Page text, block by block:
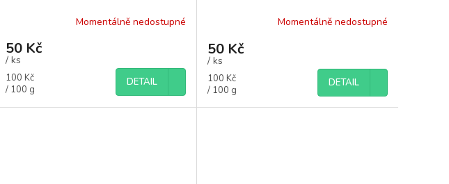
Momentálně nedostupné
50 Kč
/ ks
Měrná
cena:
100 Kč
/ 100 g
DETAIL
Momentálně nedostupné
50 Kč
/ ks
Měrná
cena:
100 Kč
/ 100 g
DETAIL